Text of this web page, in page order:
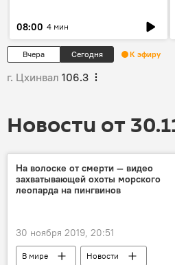
08:00 4 мин
Вчера Сегодня К эфиру
г. Цхинвал 106.3
Новости от
На волоске от смерти — видео
захватывающей охоты морского
леопарда на пингвинов
30 ноября 2019, 20:51
В мире Новости